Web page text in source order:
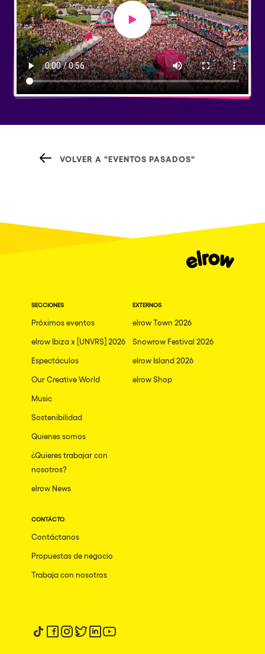
Play video
VOLVER A "EVENTOS PASADOS"
SECCIONES
Próximos eventos
elrow Ibiza x [UNVRS] 2026
Espectáculos
Our Creative World
Music
Sostenibilidad
Quienes somos
¿Quieres trabajar con
nosotros?
elrow News
EXTERNOS
elrow Town 2026
Snowrow Festival 2026
elrow Island 2026
elrow Shop
CONTÁCTO
Contáctanos
Propuestas de negocio
Trabaja con nosotros
Síguenos en tiktok
Síguenos en facebook
Síguenos en instagram
Síguenos en twitter
Síguenos en linkedin
Síguenos en youtube